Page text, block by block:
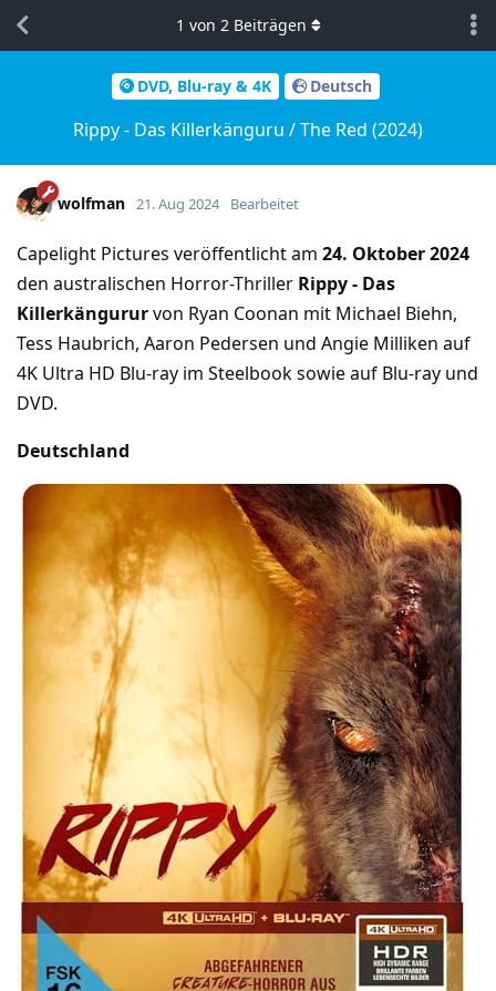
DVD, Blu-ray & 4K Deutsch
Rippy - Das Killerkänguru / The Red (2024)
1 von 2Beiträgen
wolfman 21. Aug 2024 Bearbeitet
Capelight Pictures veröffentlicht am 24. Oktober 2024
den australischen Horror-Thriller Rippy - Das
Killerkängururvon Ryan Coonan mit Michael Biehn,
Tess Haubrich, Aaron Pedersen und Angie Milliken auf
4K Ultra HD Blu-ray im Steelbook sowie auf Blu-ray und
DVD.
Deutschland